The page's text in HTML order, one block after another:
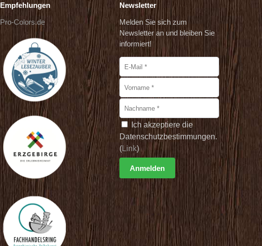
Empfehlungen
Pro-Colors.de
Newsletter
Melden Sie sich zum
Newsletter an und bleiben Sie
informiert!
Ich akzeptiere die
Datenschutzbestimmungen.
(Link)